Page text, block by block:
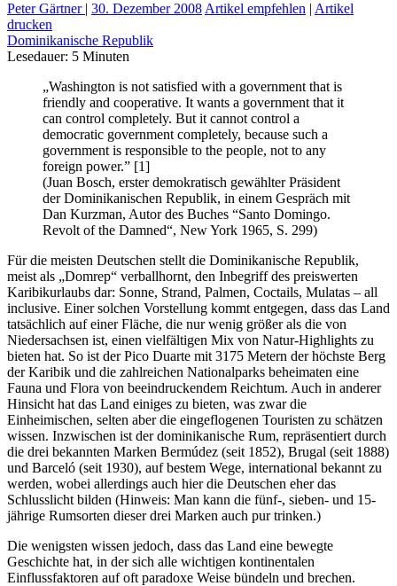
Peter Gärtner | 30. Dezember 2008 Artikel empfehlen | Artikel
drucken
Dominikanische Republik
Lesedauer: 5 Minuten
„Washington is not satisfied with a government that is
friendly and cooperative. It wants a government that it
can control completely. But it cannot control a
democratic government completely, because such a
government is responsible to the people, not to any
foreign power.” [1]
(Juan Bosch, erster demokratisch gewählter Präsident
der Dominikanischen Republik, in einem Gespräch mit
Dan Kurzman, Autor des Buches “Santo Domingo.
Revolt of the Damned“, New York 1965, S. 299)
Für die meisten Deutschen stellt die Dominikanische Republik,
meist als „Domrep“ verballhornt, den Inbegriff des preiswerten
Karibikurlaubs dar: Sonne, Strand, Palmen, Coctails, Mulatas – all
inclusive. Einer solchen Vorstellung kommt entgegen, dass das Land
tatsächlich auf einer Fläche, die nur wenig größer als die von
Niedersachsen ist, einen vielfältigen Mix von Natur-Highlights zu
bieten hat. So ist der Pico Duarte mit 3175 Metern der höchste Berg
der Karibik und die zahlreichen Nationalparks beheimaten eine
Fauna und Flora von beeindruckendem Reichtum. Auch in anderer
Hinsicht hat das Land einiges zu bieten, was zwar die
Einheimischen, selten aber die eingeflogenen Touristen zu schätzen
wissen. Inzwischen ist der dominikanische Rum, repräsentiert durch
die drei bekannten Marken Bermúdez (seit 1852), Brugal (seit 1888)
und Barceló (seit 1930), auf bestem Wege, international bekannt zu
werden, wobei allerdings auch hier die Deutschen eher das
Schlusslicht bilden (Hinweis: Man kann die fünf-, sieben- und 15-
jährige Rumsorten dieser drei Marken auch pur trinken.)
Die wenigsten wissen jedoch, dass das Land eine bewegte
Geschichte hat, in der sich alle wichtigen kontinentalen
Einflussfaktoren auf oft paradoxe Weise bündeln und brechen.